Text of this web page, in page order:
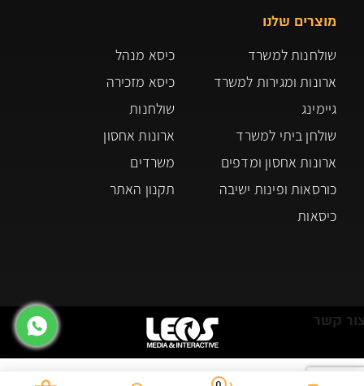
קשר
מוצרים שלנו
שולחנות למשרד
ארונות ומגירות למשרד
גיימינג
שולחן ביתי למשרד
ארונות אחסון ומדפים
כורסאות ופינות ישיבה
כיסאות
כיסא מנהל
כיסא מזכירה
שולחנות
ארונות אחסון
משרדים
תקנון האתר